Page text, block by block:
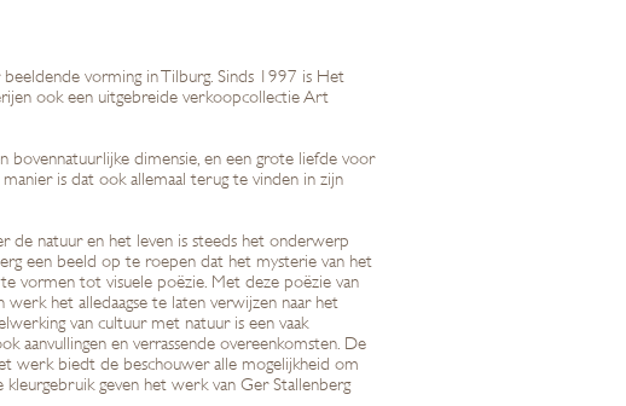
vorming in Tilburg. Sinds 1997 is Het
ook een uitgebreide verkoopcollectie Art
dimensie, en een grote liefde voor
is dat ook allemaal terug te vinden in zijn
natuur en het leven is steeds het onderwerp
een beeld op te roepen dat het mysterie van het
vormen tot visuele poëzie. Met deze poëzie van
het alledaagse te laten verwijzen naar het
van cultuur met natuur is een vaak
aanvullingen en verrassende overeenkomsten. De
werk biedt de beschouwer alle mogelijkheid om
geven het werk van Ger Stallenberg